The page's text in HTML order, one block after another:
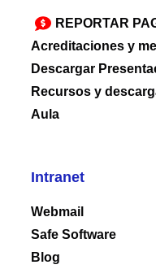
REPORTAR
Acreditaciones y
Descargar
Recursos y
Aula
Intranet
Webmail
Safe Software
Blog